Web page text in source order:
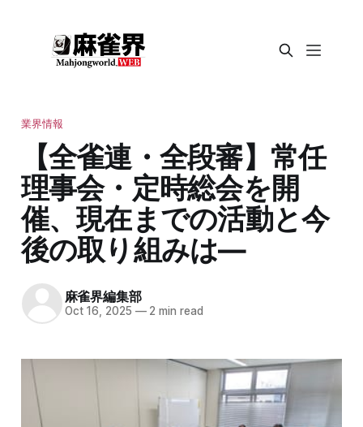
業界情報
【全雀連・全段審】常任
理事会・定時総会を開
催、現在までの活動と今
後の取り組みは―
麻雀界編集部
Oct 16, 2025 —2 min read